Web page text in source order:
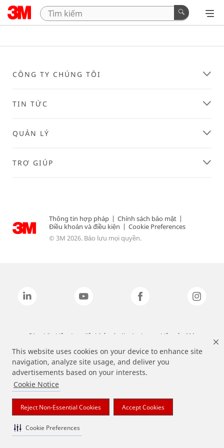
This website uses cookies on your device to enhance site
navigation, analyze site usage, and deliver you
advertisements based on your interests.
Cookie Notice
Reject Non-Essential Cookies Accept Cookies
Cookie Preferences
CÔNG TY CHÚNG TÔI
TIN TỨC
QUẢN LÝ
TRỢ GIÚP
Thông tin hợp pháp | Chính sách bảo mật |
Điều khoản và điều kiện | Cookie Preferences
© 3M 2026. Bảo lưu mọi quyền.
Các nhãn hiệu được liệt kê ở trên là các thương hiệu của 3M.